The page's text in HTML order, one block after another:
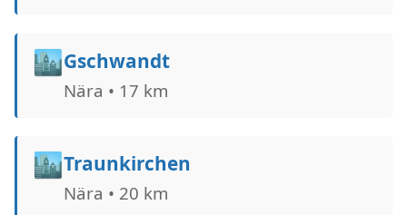
🏙️Gschwandt
Nära • 17 km
🏙️Traunkirchen
Nära • 20 km